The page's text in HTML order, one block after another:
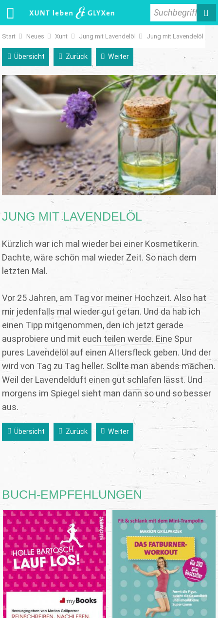
Suchbegriff
Start Neues Xunt Jung mit Lavendelöl Jung mit Lavendelöl
Übersicht Zurück Weiter
JUNG MIT LAVENDELÖL
Kürzlich war ich mal wieder bei einer Kosmetikerin.
Dachte, wäre schön mal wieder Zeit. So nach dem
letzten Mal.
Vor 25 Jahren, am Tag vor meiner Hochzeit. Also hat
mir jedenfalls mal wieder gut getan. Und da hab ich
einen Tipp mitgenommen, den ich jetzt gerade
ausprobiere und mit euch teilen werde. Eine Spur
pures Lavendelöl auf einen Altersfleck geben. Und der
wird von Tag zu Tag heller. Sollte man abends machen.
Weil der Lavendelduft einen gut schlafen lässt. Und
morgens im Spiegel sieht man dann so und so besser
aus.
Übersicht Zurück Weiter
BUCH-EMPFEHLUNGEN